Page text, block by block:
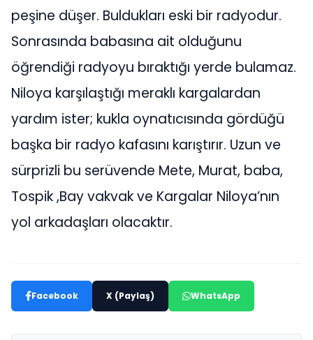
peşine düşer. Buldukları eski bir radyodur.
Sonrasında babasına ait olduğunu
öğrendiği radyoyu bıraktığı yerde bulamaz.
Niloya karşılaştığı meraklı kargalardan
yardım ister; kukla oynatıcısında gördüğü
başka bir radyo kafasını karıştırır. Uzun ve
sürprizli bu serüvende Mete, Murat, baba,
Tospik ,Bay vakvak ve Kargalar Niloya’nın
yol arkadaşları olacaktır.
Facebook X (Paylaş) WhatsApp